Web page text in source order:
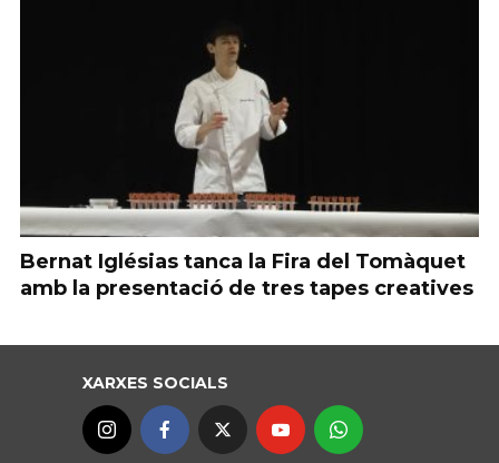
Bernat Iglésias tanca la Fira del Tomàquet
amb la presentació de tres tapes creatives
XARXES SOCIALS